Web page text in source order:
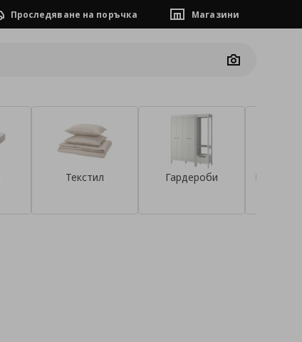
Проследяване на поръчка Магазини
Camera
Текстил Гардероби
Корнизи,